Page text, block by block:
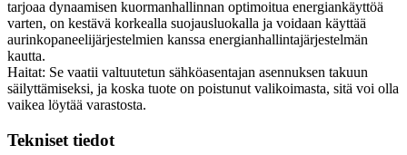
tarjoaa dynaamisen kuormanhallinnan optimoitua energiankäyttöä
varten, on kestävä korkealla suojausluokalla ja voidaan käyttää
aurinkopaneelijärjestelmien kanssa energianhallintajärjestelmän
kautta.
Haitat: Se vaatii valtuutetun sähköasentajan asennuksen takuun
säilyttämiseksi, ja koska tuote on poistunut valikoimasta, sitä voi olla
vaikea löytää varastosta.
Tekniset tiedot